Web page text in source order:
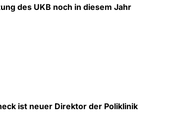
des UKB noch in diesem Jahr
ist neuer Direktor der Poliklinik